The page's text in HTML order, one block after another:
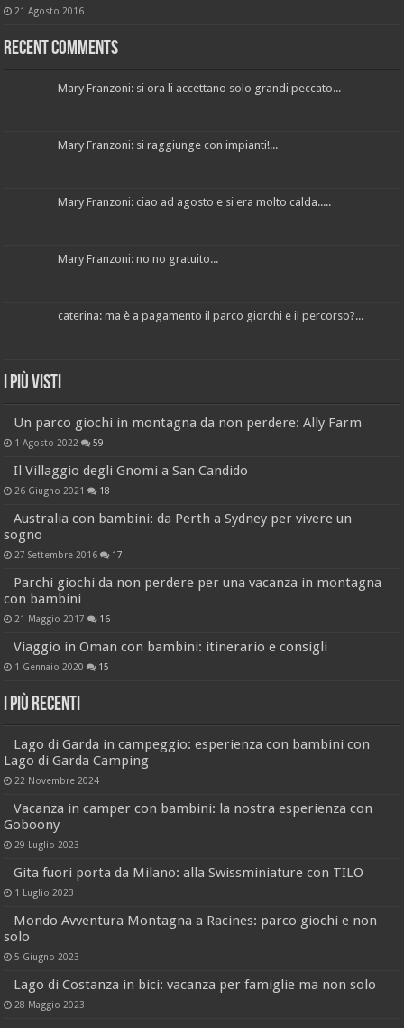
21 Agosto 2016
Recent Comments
Mary Franzoni: si ora li accettano solo grandi peccato...
Mary Franzoni: si raggiunge con impianti!...
Mary Franzoni: ciao ad agosto e si era molto calda.....
Mary Franzoni: no no gratuito...
caterina: ma è a pagamento il parco giorchi e il percorso?...
I più visti
Un parco giochi in montagna da non perdere: Ally Farm
1 Agosto 2022 59
Il Villaggio degli Gnomi a San Candido
26 Giugno 2021 18
Australia con bambini: da Perth a Sydney per vivere un
sogno
27 Settembre 2016 17
Parchi giochi da non perdere per una vacanza in montagna
con bambini
21 Maggio 2017 16
Viaggio in Oman con bambini: itinerario e consigli
1 Gennaio 2020 15
I più recenti
Lago di Garda in campeggio: esperienza con bambini con
Lago di Garda Camping
22 Novembre 2024
Vacanza in camper con bambini: la nostra esperienza con
Goboony
29 Luglio 2023
Gita fuori porta da Milano: alla Swissminiature con TILO
1 Luglio 2023
Mondo Avventura Montagna a Racines: parco giochi e non
solo
5 Giugno 2023
Lago di Costanza in bici: vacanza per famiglie ma non solo
28 Maggio 2023